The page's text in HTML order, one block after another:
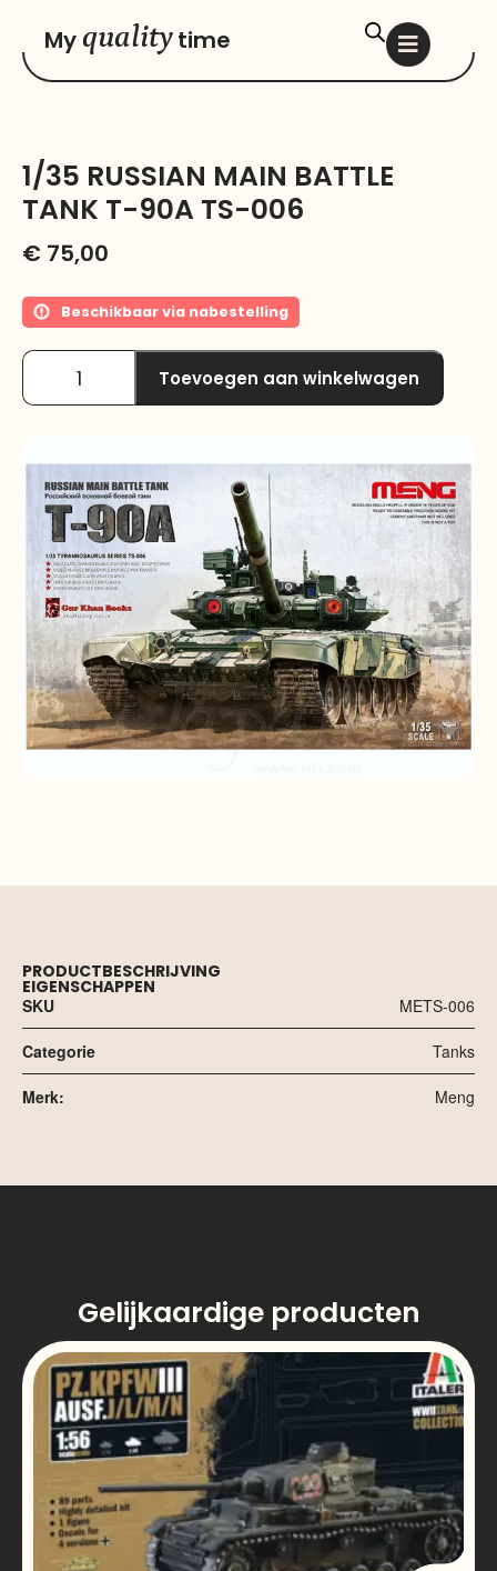
Myquality time
1/35 RUSSIAN MAIN BATTLE
TANK T-90A TS-006
€ 75,00
Beschikbaar via nabestelling
Toevoegen aan winkelwagen
PRODUCTBESCHRIJVING
EIGENSCHAPPEN
SKU
METS-006
Categorie Tanks
Merk: Meng
Gelijkaardige producten